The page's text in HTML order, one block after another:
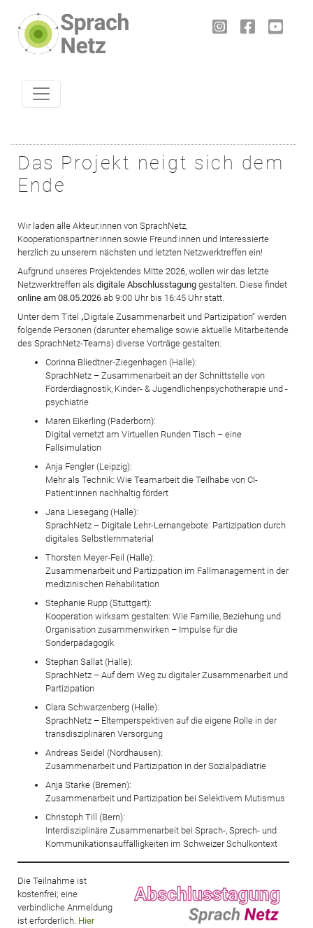
Das Projekt neigt sich dem
Ende
Wir laden alle Akteur:innen von SprachNetz,
Kooperationspartner:innen sowie Freund:innen und Interessierte
herzlich zu unserem nächsten und letzten Netzwerktreffen ein!
Aufgrund unseres Projektendes Mitte 2026, wollen wir das letzte
Netzwerktreffen als digitale Abschlusstagung gestalten. Diese findet
online am 08.05.2026 ab 9:00 Uhr bis 16:45 Uhr statt.
Unter dem Titel „Digitale Zusammenarbeit und Partizipation“ werden
folgende Personen (darunter ehemalige sowie aktuelle Mitarbeitende
des SprachNetz-Teams) diverse Vorträge gestalten:
Corinna Bliedtner-Ziegenhagen (Halle):
SprachNetz – Zusammenarbeit an der Schnittstelle von
Förderdiagnostik, Kinder- & Jugendlichenpsychotherapie und -
psychiatrie
Maren Eikerling (Paderborn):
Digital vernetzt am Virtuellen Runden Tisch – eine
Fallsimulation
Anja Fengler (Leipzig):
Mehr als Technik: Wie Teamarbeit die Teilhabe von CI-
Patient:innen nachhaltig fördert
Jana Liesegang (Halle):
SprachNetz – Digitale Lehr-Lernangebote: Partizipation durch
digitales Selbstlernmaterial
Thorsten Meyer-Feil (Halle):
Zusammenarbeit und Partizipation im Fallmanagement in der
medizinischen Rehabilitation
Stephanie Rupp (Stuttgart):
Kooperation wirksam gestalten: Wie Familie, Beziehung und
Organisation zusammenwirken – Impulse für die
Sonderpädagogik
Stephan Sallat (Halle):
SprachNetz – Auf dem Weg zu digitaler Zusammenarbeit und
Partizipation
Clara Schwarzenberg (Halle):
SprachNetz – Elternperspektiven auf die eigene Rolle in der
transdisziplinären Versorgung
Andreas Seidel (Nordhausen):
Zusammenarbeit und Partizipation in der Sozialpädiatrie
Anja Starke (Bremen):
Zusammenarbeit und Partizipation bei Selektivem Mutismus
Christoph Till (Bern):
Interdisziplinäre Zusammenarbeit bei Sprach-, Sprech- und
Kommunikationsauffälligkeiten im Schweizer Schulkontext
Die Teilnahme ist
kostenfrei; eine
verbindliche Anmeldung
ist erforderlich. Hier